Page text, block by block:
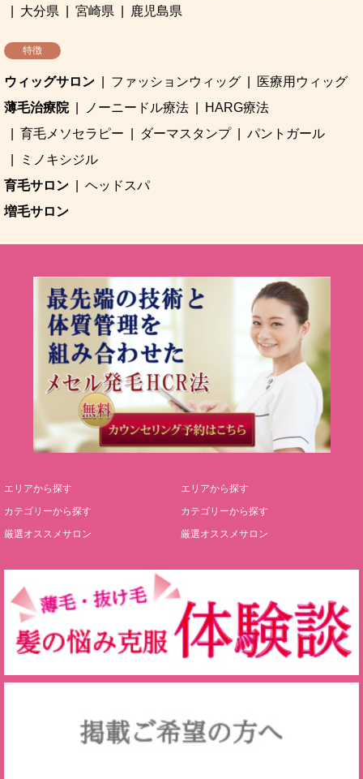
大分県
宮崎県 鹿児島県
特徴
ウィッグサロン ファッションウィッグ
医療用ウィッグ
薄毛治療院
ノーニードル療法
HARG療法
育毛メソセラピー
ダーマスタンプ
パントガール
ミノキシジル
育毛サロン
ヘッドスパ
増毛サロン
エリアから探す
カテゴリーから探す
厳選オススメサロン
エリアから探す
カテゴリーから探す
厳選オススメサロン